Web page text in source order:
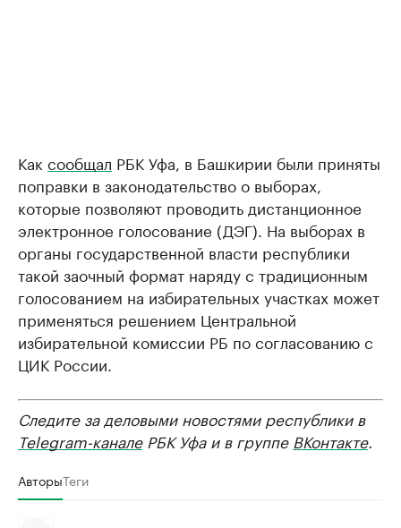
Как сообщал РБК Уфа, в Башкирии были приняты
поправки в законодательство о выборах,
которые позволяют проводить дистанционное
электронное голосование (ДЭГ). На выборах в
органы государственной власти республики
такой заочный формат наряду с традиционным
голосованием на избирательных участках может
применяться решением Центральной
избирательной комиссии РБ по согласованию с
ЦИК России.
Следите за деловыми новостями республики в
Telegram-каналеРБК Уфа и в группе ВКонтакте.
АвторыТеги